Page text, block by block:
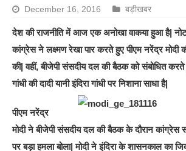
December 16, 2016 बड़ीखबर
देश की राजनीति में आज एक अनोखा वाकया हुआ है|
कांग्रेस ने लक्ष्‍मण रेखा पार करते हुए पीएम नरेंद्र मोदी
की| वहीं, बीजेपी संसदीय दल की बैठक को संबोधित करते
गांधी की दादी यानी इंदिरा गांधी पर निशाना साधा है|
पीएम नरेंद्र
मोदी ने बीजेपी संसदीय दल की बैठक के दौरान कांग्रेस
पर बड़ा हमला बोला| मोदी ने इंदिरा के शासनकाल का